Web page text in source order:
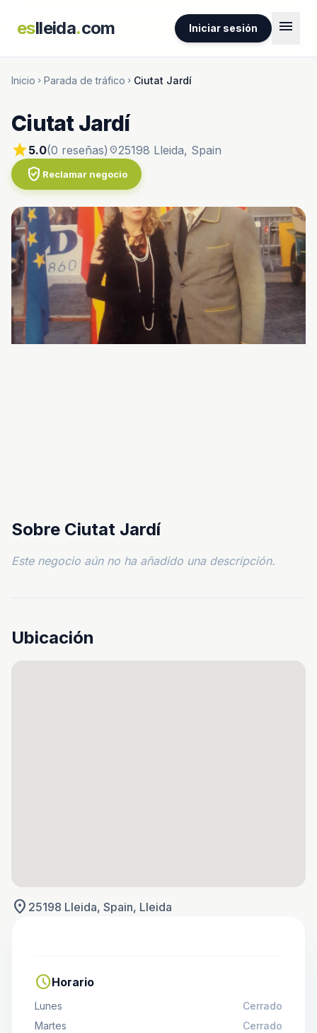
eslleida.com Iniciar sesión menu
Inicio chevron_right Parada de tráfico chevron_right Ciutat Jardí
Ciutat Jardí
star5.0(0 reseñas) location_on25198 Lleida, Spain
verified_user Reclamar negocio
Sobre Ciutat Jardí
Este negocio aún no ha añadido una descripción.
Ubicación
location_on 25198 Lleida, Spain, Lleida
scheduleHorario
Lunes
Cerrado
Martes
Cerrado